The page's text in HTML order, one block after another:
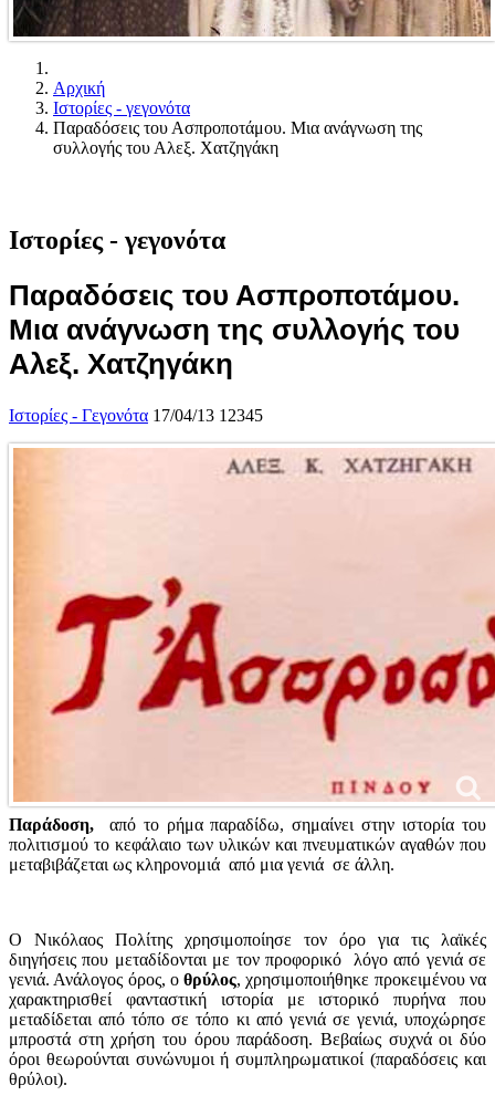
Αρχική
Ιστορίες - γεγονότα
Παραδόσεις του Ασπροποτάμου. Μια ανάγνωση της
συλλογής του Αλεξ. Χατζηγάκη
Ιστορίες - γεγονότα
Παραδόσεις του Ασπροποτάμου.
Μια ανάγνωση της συλλογής του
Αλεξ. Χατζηγάκη
Ιστορίες - Γεγονότα 17/04/13 12345
Παράδοση, από το ρήμα παραδίδω, σημαίνει στην ιστορία του
πολιτισμού το κεφάλαιο των υλικών και πνευματικών αγαθών που
μεταβιβάζεται ως κληρονομιά από μια γενιά σε άλλη.
Ο Νικόλαος Πολίτης χρησιμοποίησε τον όρο για τις λαϊκές
διηγήσεις που μεταδίδονται με τον προφορικό λόγο από γενιά σε
γενιά. Ανάλογος όρος, οθρύλος, χρησιμοποιήθηκε προκειμένου να
χαρακτηρισθεί φανταστική ιστορία με ιστορικό πυρήνα που
μεταδίδεται από τόπο σε τόπο κι από γενιά σε γενιά, υποχώρησε
μπροστά στη χρήση του όρου παράδοση. Βεβαίως συχνά οι δύο
όροι θεωρούνται συνώνυμοι ή συμπληρωματικοί (παραδόσεις και
θρύλοι).